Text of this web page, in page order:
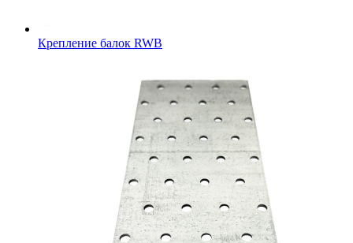
Крепление балок RWB